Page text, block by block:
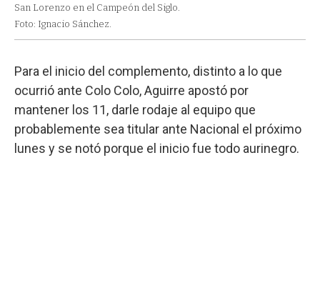
San Lorenzo en el Campeón del Siglo.
Foto: Ignacio Sánchez.
Para el inicio del complemento, distinto a lo que
ocurrió ante Colo Colo, Aguirre apostó por
mantener los 11, darle rodaje al equipo que
probablemente sea titular ante Nacional el próximo
lunes y se notó porque el inicio fue todo aurinegro.